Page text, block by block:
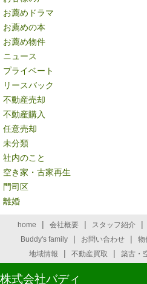
お薦めドラマ
お薦めの本
お薦め物件
ニュース
プライベート
リースバック
不動産売却
不動産購入
任意売却
未分類
社内のこと
空き家・古家再生
門司区
離婚
home | 会社概要 | スタッフ紹介 |
Buddy's family | お問い合わせ | 物
地域情報 | 不動産買取 | 築古・
株式会社バディ